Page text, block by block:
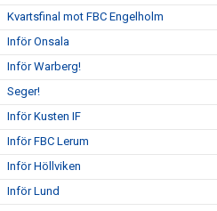
Kvartsfinal mot FBC Engelholm
Inför Onsala
Inför Warberg!
Seger!
Inför Kusten IF
Inför FBC Lerum
Inför Höllviken
Inför Lund